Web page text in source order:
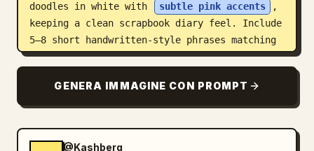
doodles in white with
subtle pink accents
,
keeping a clean scrapbook diary feel. Include
5–8 short handwritten-style phrases matching
the mood. Composition: keep the real person
stickers and doodles. The result should feel
like a polished, playful, high-resolution
GENERA IMMAGINE CON PROMPT
@Kashberg